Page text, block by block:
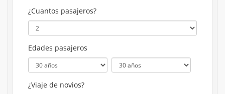
¿Cuantos pasajeros?
Edades pasajeros
¿Viaje de novios?